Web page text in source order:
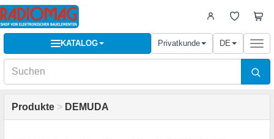
KATALOG Privatkunde DE
Produkte > DEMUDA